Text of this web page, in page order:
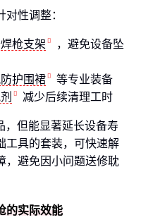
性调整：
焊枪支架
，避免设备坠
护围裙
等专业装备
减少后续清理工时
，但能显著延长设备寿
工具的套装，可快速解
，避免因小问题送修耽
的实际效能